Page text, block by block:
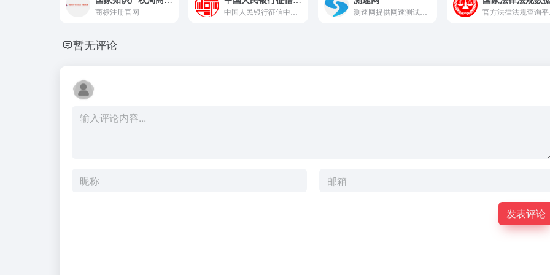
商标注册官网 官方法律法规查询平台，提供宪法、法律、行政法规、地方性法规
暂无评论
发表评论